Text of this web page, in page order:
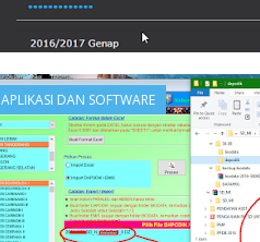
APLIKASI DAN SOFTWARE